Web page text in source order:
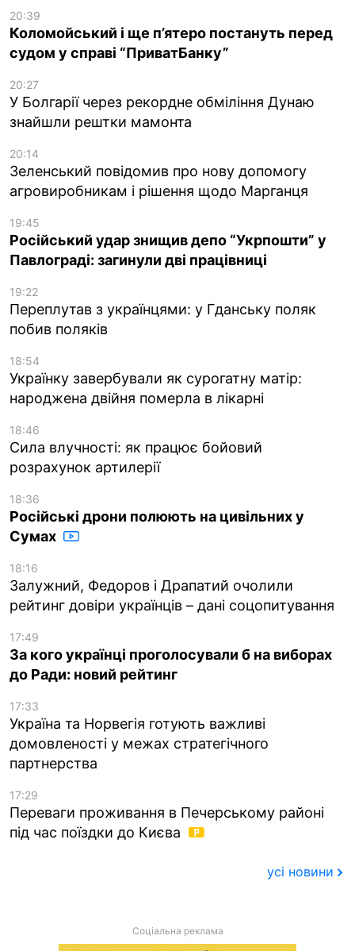
20:39
Коломойський і ще п’ятеро постануть перед
судом у справі “ПриватБанку”
20:27
У Болгарії через рекордне обміління Дунаю
знайшли рештки мамонта
20:14
Зеленський повідомив про нову допомогу
агровиробникам і рішення щодо Марганця
19:45
Російський удар знищив депо “Укрпошти” у
Павлограді: загинули дві працівниці
19:22
Переплутав з українцями: у Гданську поляк
побив поляків
18:54
Українку завербували як сурогатну матір:
народжена двійня померла в лікарні
18:46
Сила влучності: як працює бойовий
розрахунок артилерії
18:36
Російські дрони полюють на цивільних у
Сумах
18:16
Залужний, Федоров і Драпатий очолили
рейтинг довіри українців – дані соцопитування
17:49
За кого українці проголосували б на виборах
до Ради: новий рейтинг
17:33
Україна та Норвегія готують важливі
домовленості у межах стратегічного
партнерства
17:29
Переваги проживання в Печерському районі
під час поїздки до Києва
усі новини
Соціальна реклама